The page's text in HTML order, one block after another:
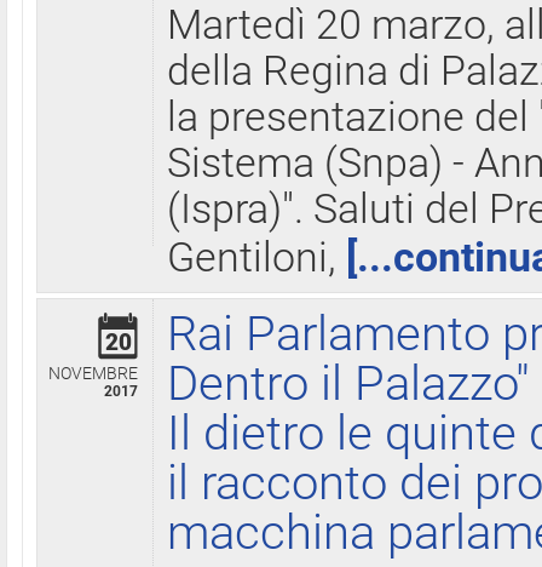
Martedì 20 marzo,
della Regina di
la presentazione
Sistema (Snpa) -
(Ispra)". Saluti del
Gentiloni,
20
NOVEMBRE
2017
Rai Parlamento
Dentro il Palazzo"
Il dietro le quinte
il racconto dei
macchina